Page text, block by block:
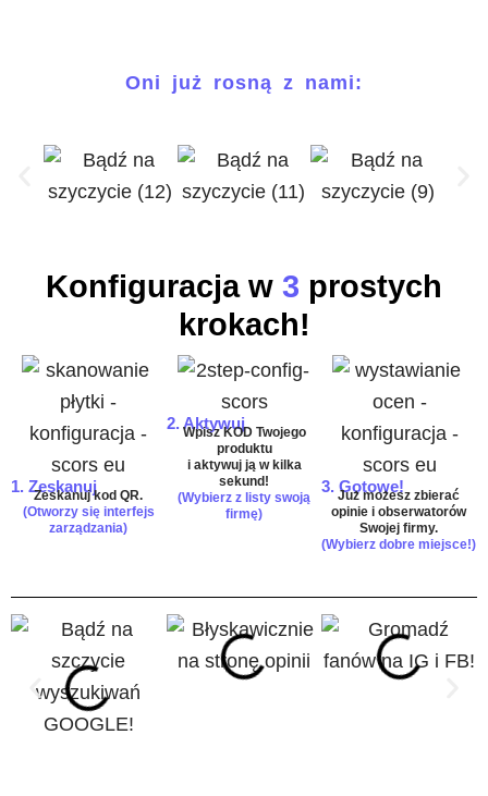
Oni już rosną z nami:
Konfiguracja w 3 prostych
krokach!
1. Zeskanuj
Zeskanujkod QR.
(Otworzy się interfejs
zarządzania)
2. Aktywuj
Wpisz KODTwojego
produktu
i aktywuj ją w kilka
sekund!
(Wybierz z listy swoją
firmę)
3. Gotowe!
Jużmożesz zbierać
opinie i obserwatorów
Swojej firmy.
(Wybierz dobre miejsce!)